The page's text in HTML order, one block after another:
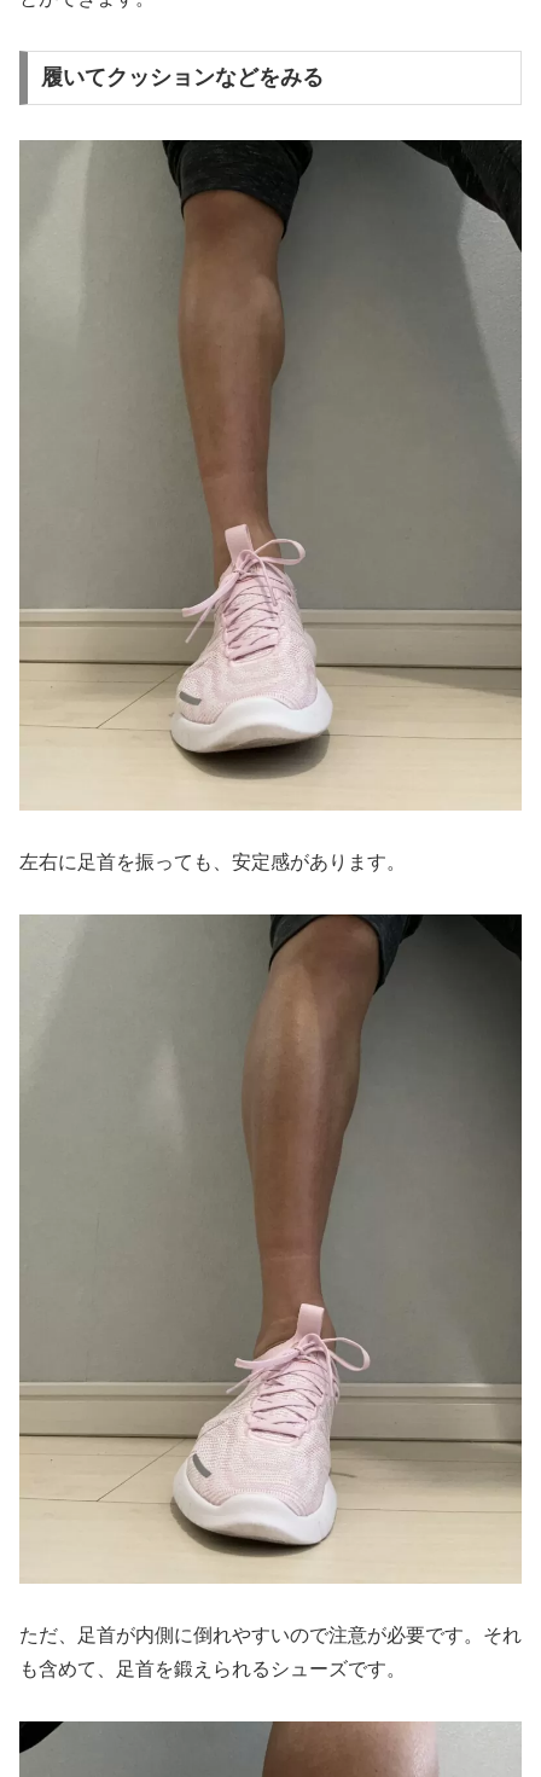
履いてクッションなどをみる
左右に足首を振っても、安定感があります。
ただ、足首が内側に倒れやすいので注意が必要です。それ
も含めて、足首を鍛えられるシューズです。